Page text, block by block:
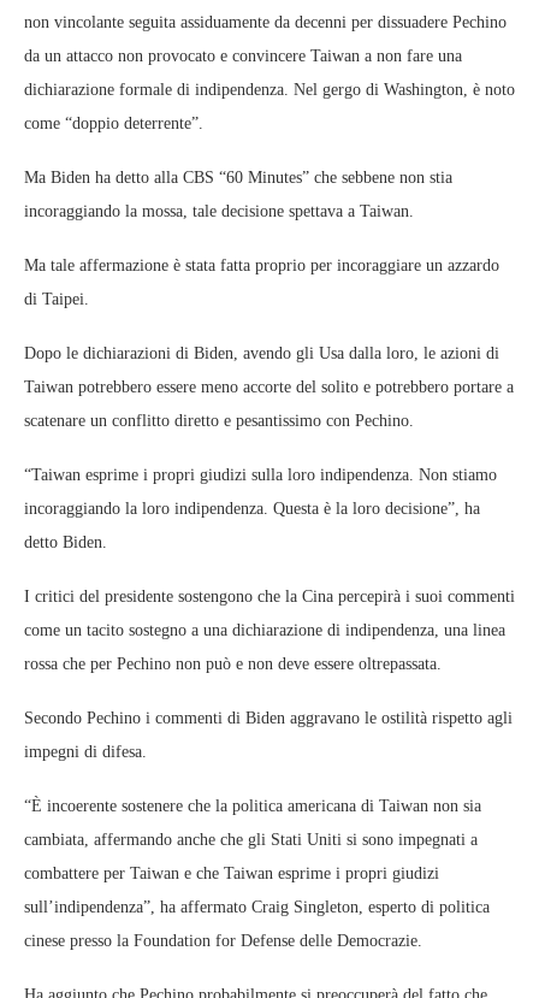
non vincolante seguita assiduamente da decenni per dissuadere Pechino
da un attacco non provocato e convincere Taiwan a non fare una
dichiarazione formale di indipendenza. Nel gergo di Washington, è noto
come “doppio deterrente”.
Ma Biden ha detto alla CBS “60 Minutes” che sebbene non stia
incoraggiando la mossa, tale decisione spettava a Taiwan.
Ma tale affermazione è stata fatta proprio per incoraggiare un azzardo
di Taipei.
Dopo le dichiarazioni di Biden, avendo gli Usa dalla loro, le azioni di
Taiwan potrebbero essere meno accorte del solito e potrebbero portare a
scatenare un conflitto diretto e pesantissimo con Pechino.
“Taiwan esprime i propri giudizi sulla loro indipendenza. Non stiamo
incoraggiando la loro indipendenza. Questa è la loro decisione”, ha
detto Biden.
I critici del presidente sostengono che la Cina percepirà i suoi commenti
come un tacito sostegno a una dichiarazione di indipendenza, una linea
rossa che per Pechino non può e non deve essere oltrepassata.
Secondo Pechino i commenti di Biden aggravano le ostilità rispetto agli
impegni di difesa.
“È incoerente sostenere che la politica americana di Taiwan non sia
cambiata, affermando anche che gli Stati Uniti si sono impegnati a
combattere per Taiwan e che Taiwan esprime i propri giudizi
sull’indipendenza”, ha affermato Craig Singleton, esperto di politica
cinese presso la Foundation for Defense delle Democrazie.